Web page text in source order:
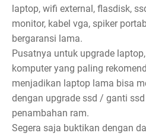
laptop, wifi external, flasdisk,
monitor, kabel vga, spiker
bergaransi lama.
Pusatnya untuk upgrade
komputer yang paling
menjadikan laptop lama bisa
dengan upgrade ssd / ganti
penambahan ram.
Segera saja buktikan dengan